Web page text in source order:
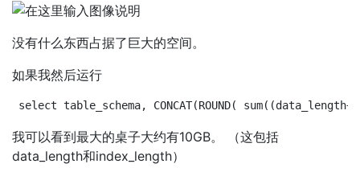
没有什么东西占据了巨大的空间。
如果我然后运行
select table_schema, CONCAT(ROUND(
我可以看到最大的桌子大约有10GB。 （这包括
data_length和index_length）